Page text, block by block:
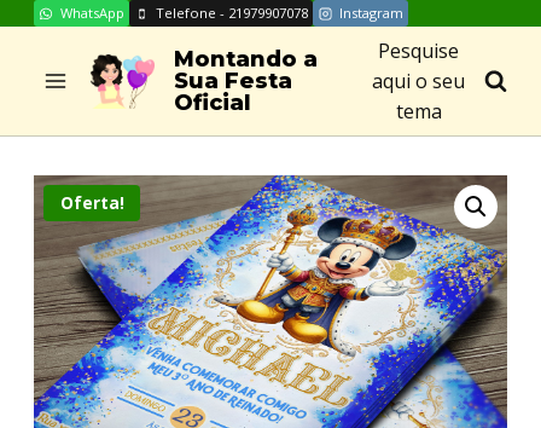
Skip
content
WhatsApp Telefone - 21979907078 Instagram
Montando a
Sua Festa
Oficial
Pesquise
aqui o seu
tema
Oferta!